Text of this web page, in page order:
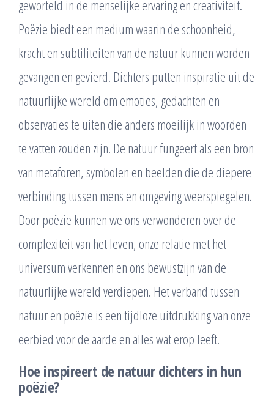
geworteld in de menselijke ervaring en creativiteit.
Poëzie biedt een medium waarin de schoonheid,
kracht en subtiliteiten van de natuur kunnen worden
gevangen en gevierd. Dichters putten inspiratie uit de
natuurlijke wereld om emoties, gedachten en
observaties te uiten die anders moeilijk in woorden
te vatten zouden zijn. De natuur fungeert als een bron
van metaforen, symbolen en beelden die de diepere
verbinding tussen mens en omgeving weerspiegelen.
Door poëzie kunnen we ons verwonderen over de
complexiteit van het leven, onze relatie met het
universum verkennen en ons bewustzijn van de
natuurlijke wereld verdiepen. Het verband tussen
natuur en poëzie is een tijdloze uitdrukking van onze
eerbied voor de aarde en alles wat erop leeft.
Hoe inspireert de natuur dichters in hun
poëzie?